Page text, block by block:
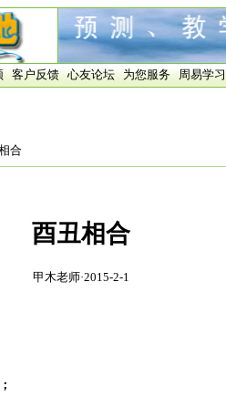
客户反馈 心友论坛 为您服务 周易学习
合
酉丑相合
甲木老师·2015-2-1